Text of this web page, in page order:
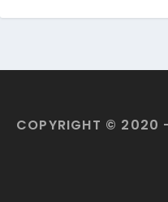
COPYRIGHT © 2020